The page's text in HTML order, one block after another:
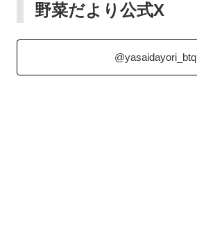
野菜だより公式X
@yasaidayori_btq